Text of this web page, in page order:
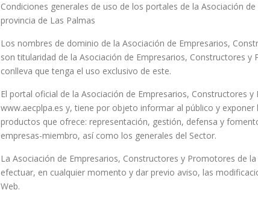
Condiciones generales de uso de los portales de la Asociación
provincia de Las Palmas
Los nombres de dominio de la Asociación de Empresarios,
son titularidad de la Asociación de Empresarios, Constructores
conlleva que tenga el uso exclusivo de este.
El portal oficial de la Asociación de Empresarios, Constructores
www.aecplpa.es y, tiene por objeto informar al público y
productos que ofrece: representación, gestión, defensa y
empresas-miembro, así como los generales del Sector.
La Asociación de Empresarios, Constructores y Promotores de
efectuar, en cualquier momento y dar previo aviso, las
Web.